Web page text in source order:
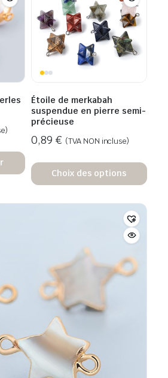
Étoile de merkabah
suspendue en pierre semi-
précieuse
0,89 € (TVA NON incluse)
Choix des options